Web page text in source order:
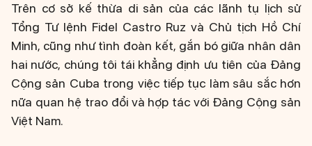
Trên cơ sở kế thừa di sản của các lãnh tụ lịch sử
Tổng Tư lệnh Fidel Castro Ruz và Chủ tịch Hồ Chí
Minh, cũng như tình đoàn kết, gắn bó giữa nhân dân
hai nước, chúng tôi tái khẳng định ưu tiên của Đảng
Cộng sản Cuba trong việc tiếp tục làm sâu sắc hơn
nữa quan hệ trao đổi và hợp tác với Đảng Cộng sản
Việt Nam.